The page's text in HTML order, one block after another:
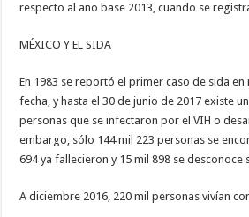
respecto al año base 2013, cuando se
MÉXICO Y EL SIDA
En 1983 se reportó el primer caso de sida en
fecha, y hasta el 30 de junio de 2017 existe
personas que se infectaron por el VIH o
embargo, sólo 144 mil 223 personas se
694 ya fallecieron y 15 mil 898 se desconoce
A diciembre 2016, 220 mil personas vivían